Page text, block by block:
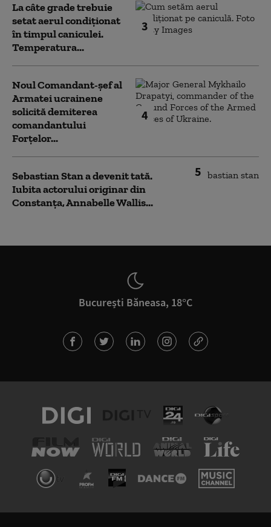
3
La câte grade trebuie
setat aerul condiționat
în timpul caniculei.
Temperatura...
4
Noul Comandant-șef al
Armatei ucrainene
solicită demiterea
comandantului
Forțelor...
5
Sebastian Stan a devenit tată.
Iubita actorului originar din
Constanța, Annabelle Wallis...
București Băneasa, 18°C